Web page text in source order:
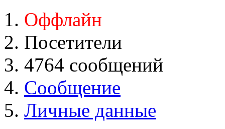
Оффлайн
Посетители
4764 сообщений
Сообщение
Личные данные